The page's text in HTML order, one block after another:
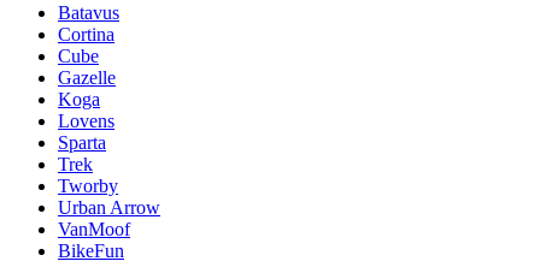
Batavus
Cortina
Cube
Gazelle
Koga
Lovens
Sparta
Trek
Tworby
Urban Arrow
VanMoof
BikeFun